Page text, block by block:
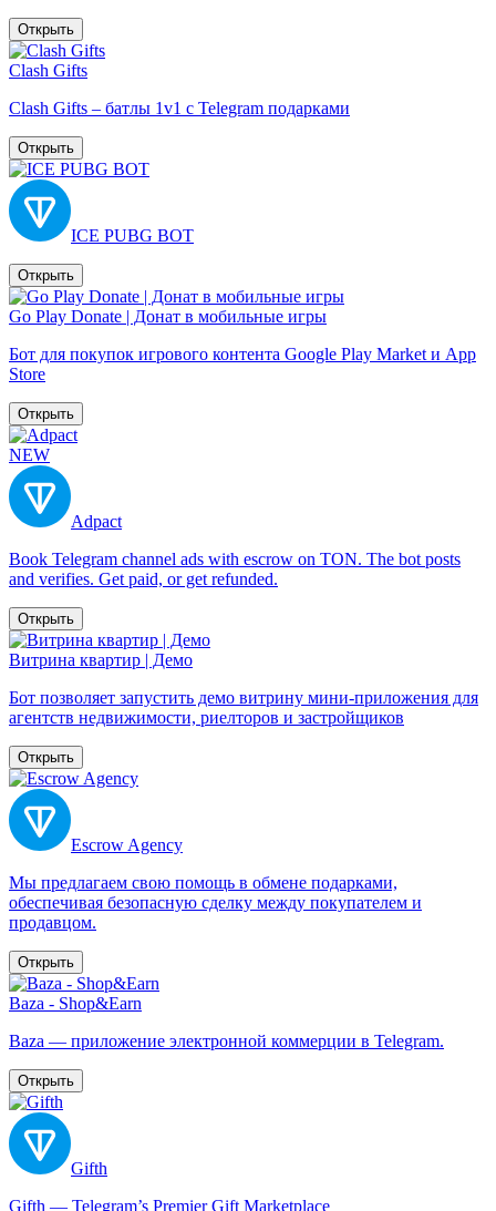
Открыть
Clash Gifts
Clash Gifts – батлы 1v1 с Telegram подарками
Открыть
ICE PUBG BOT
Открыть
Go Play Donate | Донат в мобильные игры
Бот для покупок игрового контента Google Play Market и App
Store
Открыть
NEW
Adpact
Book Telegram channel ads with escrow on TON. The bot posts
and verifies. Get paid, or get refunded.
Открыть
Витрина квартир | Демо
Бот позволяет запустить демо витрину мини-приложения для
агентств недвижимости, риелторов и застройщиков
Открыть
Escrow Agency
Мы предлагаем свою помощь в обмене подарками,
обеспечивая безопасную сделку между покупателем и
продавцом.
Открыть
Baza - Shop&Earn
Baza — приложение электронной коммерции в Telegram.
Открыть
Gifth
Gifth — Telegram’s Premier Gift Marketplace